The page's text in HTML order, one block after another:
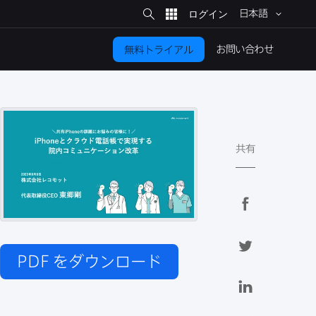
サ
イ
ト
検
索
日本語
無料トライアル お問い​合わせ
PDF をダウンロード
共有